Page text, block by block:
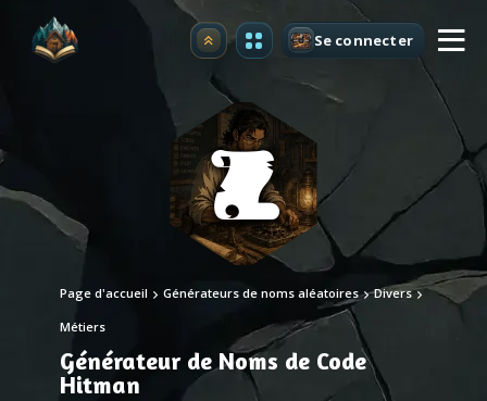
Premium Se connecter
Page d'accueil Générateurs de noms aléatoires Divers
Métiers
Générateur de Noms de Code
Hitman